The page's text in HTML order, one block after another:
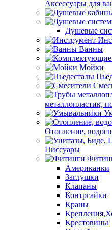
Аксессуары для
Душевые
Ванны
Мойки
металлопластик,
Отопление,
Писсуары
Американки
Заглушки
Клапаны
Контргайки
Краны
Крестовины